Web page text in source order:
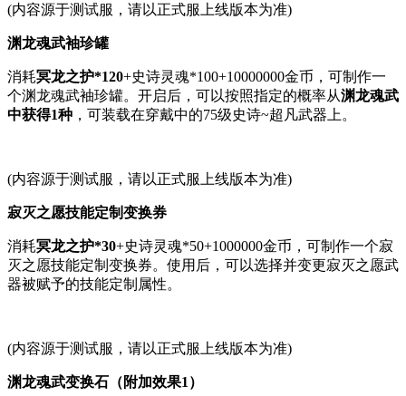
(内容源于测试服，请以正式服上线版本为准)
渊龙魂武袖珍罐
消耗冥龙之护*120+史诗灵魂*100+10000000金币，可制作一
个渊龙魂武袖珍罐。开启后，可以按照指定的概率从渊龙魂武
中获得1种 ，可装载在穿戴中的75级史诗~超凡武器上。
(内容源于测试服，请以正式服上线版本为准)
寂灭之愿技能定制变换券
消耗冥龙之护*30+史诗灵魂*50+1000000金币，可制作一个寂
灭之愿技能定制变换券。使用后，可以选择并变更寂灭之愿武
器被赋予的技能定制属性。
(内容源于测试服，请以正式服上线版本为准)
渊龙魂武变换石（附加效果1）